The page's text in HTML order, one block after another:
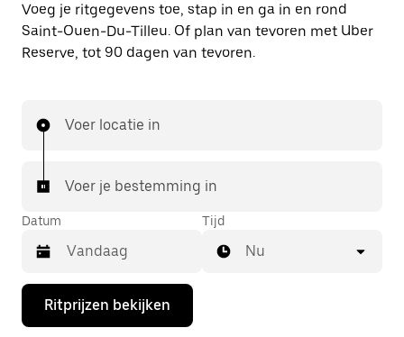
Voeg je ritgegevens toe, stap in en ga in en rond
Saint-Ouen-Du-Tilleu. Of plan van tevoren met Uber
Reserve, tot 90 dagen van tevoren.
Voer locatie in
Voer je bestemming in
Datum
Druk
de
Tijd
Nu
Ritprijzen bekijken